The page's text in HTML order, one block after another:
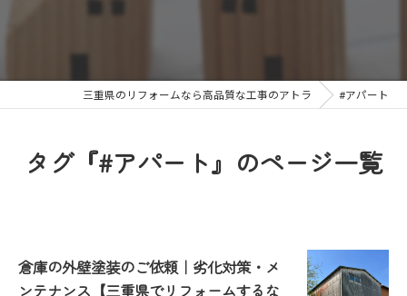
三重県のリフォームなら高品質な工事のアトラ #アパート
タグ『#アパート』のページ一覧
倉庫の外壁塗装のご依頼｜劣化対策・メ
ンテナンス【三重県でリフォームするな